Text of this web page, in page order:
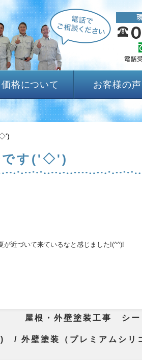
価格について お客様の声
ゞ
です('◇')ゞ
が近づいて来ているなと感じました!(^^)!
根・外壁塗装工事 シー
/ 外壁塗装（プレミアムシリ